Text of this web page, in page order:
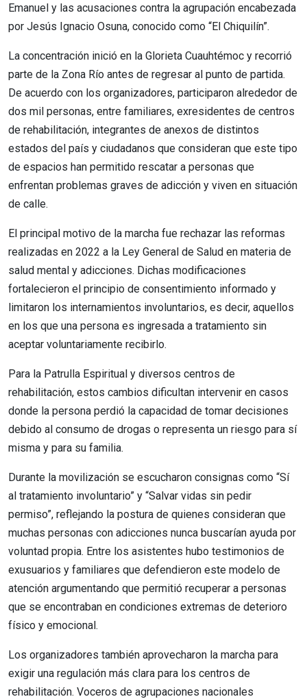
Emanuel y las acusaciones contra la agrupación encabezada
por Jesús Ignacio Osuna, conocido como “El Chiquilín”.
La concentración inició en la Glorieta Cuauhtémoc y recorrió
parte de la Zona Río antes de regresar al punto de partida.
De acuerdo con los organizadores, participaron alrededor de
dos mil personas, entre familiares, exresidentes de centros
de rehabilitación, integrantes de anexos de distintos
estados del país y ciudadanos que consideran que este tipo
de espacios han permitido rescatar a personas que
enfrentan problemas graves de adicción y viven en situación
de calle.
El principal motivo de la marcha fue rechazar las reformas
realizadas en 2022 a la Ley General de Salud en materia de
salud mental y adicciones. Dichas modificaciones
fortalecieron el principio de consentimiento informado y
limitaron los internamientos involuntarios, es decir, aquellos
en los que una persona es ingresada a tratamiento sin
aceptar voluntariamente recibirlo.
Para la Patrulla Espiritual y diversos centros de
rehabilitación, estos cambios dificultan intervenir en casos
donde la persona perdió la capacidad de tomar decisiones
debido al consumo de drogas o representa un riesgo para sí
misma y para su familia.
Durante la movilización se escucharon consignas como “Sí
al tratamiento involuntario” y “Salvar vidas sin pedir
permiso”, reflejando la postura de quienes consideran que
muchas personas con adicciones nunca buscarían ayuda por
voluntad propia. Entre los asistentes hubo testimonios de
exusuarios y familiares que defendieron este modelo de
atención argumentando que permitió recuperar a personas
que se encontraban en condiciones extremas de deterioro
físico y emocional.
Los organizadores también aprovecharon la marcha para
exigir una regulación más clara para los centros de
rehabilitación. Voceros de agrupaciones nacionales